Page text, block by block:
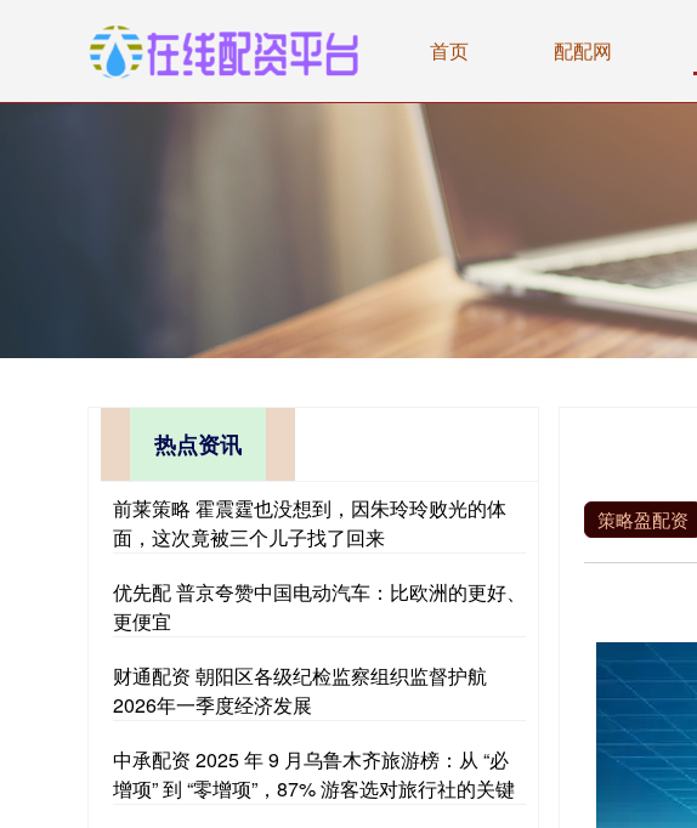
首页 配配网
策略盈配资
热点资讯
前莱策略 霍震霆也没想到，因朱玲玲败光的体
面，这次竟被三个儿子找了回来
优先配 普京夸赞中国电动汽车：比欧洲的更好、
更便宜
财通配资 朝阳区各级纪检监察组织监督护航
2026年一季度经济发展
中承配资 2025 年 9 月乌鲁木齐旅游榜：从 “必
增项” 到 “零增项”，87% 游客选对旅行社的关键